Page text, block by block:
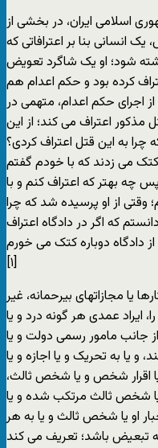
اسلامى ايران، در بخشى از
۴٨ ساعت پيش، يک انسانى بنا بر اعترافاتى که
شود؛ او يک شاگرد تعويض
به قتلى اعتراف کرده بود و حکم اعدام هم
۴٨ ساعت قبل از اجراى حکم اعدام، متهمى در
اعتراف مى کند؛ از اين
به اين قتل اعتراف کردى؟
کتک مى زدند که با خودم گفتم
بهتر که اعتراف کنم و با
از او پرسيده شد که چرا
که اگر در دادگاه اعتراف
[١]
يا مجازاتهاى بيرحمانه، غير
“شکنجه” را، ايراد عمدى هر گونه درد و يا
مامور رسمى دولت و يا
يا به تحريک و يا اجازه و يا
اقرار شخص و يا شخص ثالث،
شخص ثالث مرتکب شده و يا
او يا شخص ثالث و يا به هر